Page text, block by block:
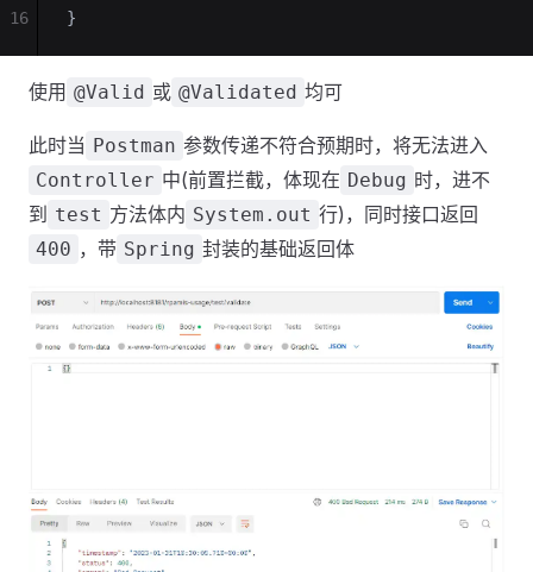
}
16
使用 @Valid 或 @Validated 均可
此时当 Postman 参数传递不符合预期时，将无法进入
Controller 中(前置拦截，体现在 Debug 时，进不
到 test 方法体内 System.out 行)，同时接口返回
400 ，带 Spring 封装的基础返回体